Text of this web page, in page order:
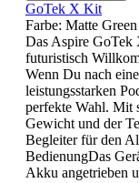
GoTek X Kit
Farbe: Matte Green
Das Aspire GoTek
futuristisch
Wenn Du nach
leistungsstarken
perfekte Wahl. Mit
Gewicht und der
Begleiter für den
BedienungDas
Akku angetrieben